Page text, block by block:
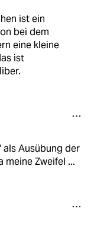
ist ein
bei dem
eine kleine
ist
als Ausübung der
meine Zweifel ...